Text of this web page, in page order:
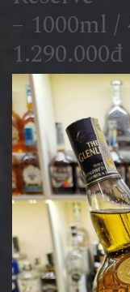
– 1000ml /
1.290.000đ